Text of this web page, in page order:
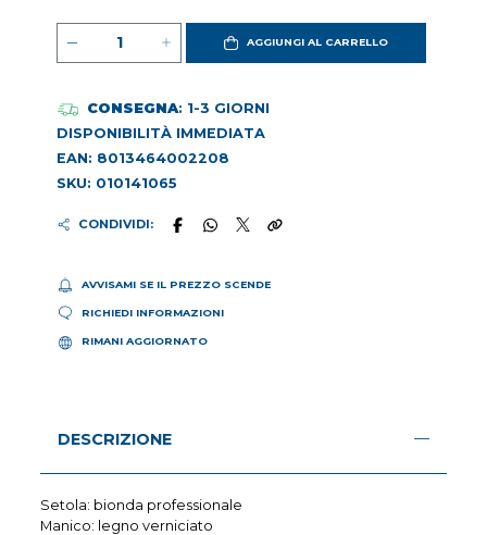
AGGIUNGI AL CARRELLO
CONSEGNA: 1-3 GIORNI
DISPONIBILITÀ IMMEDIATA
EAN: 8013464002208
SKU: 010141065
CONDIVIDI:
AVVISAMI SE IL PREZZO SCENDE
RICHIEDI INFORMAZIONI
RIMANI AGGIORNATO
DESCRIZIONE
Setola: bionda professionale
Manico: legno verniciato